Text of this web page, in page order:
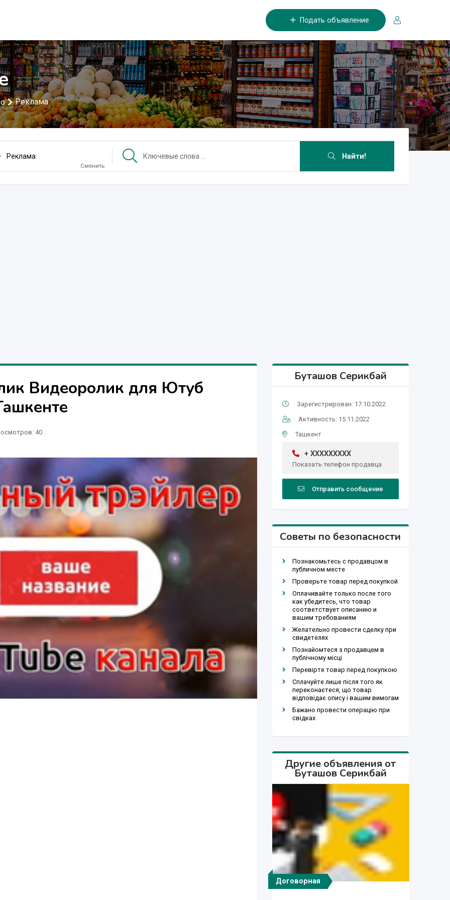
Подать объявление
Реклама
Реклама
Сменить
Найти!
Видеоролик для Ютуб
40
Буташов Серикбай
Зарегистрирован: 17.10.2022
Активность: 15.11.2022
Ташкент
+ XXXXXXXXX
Показать телефон продавца
Отправить сообщение
Советы по безопасности
Познакомьтесь с продавцом в
публичном месте
Проверьте товар перед покупкой
Оплачивайте только после того
как убедитесь, что товар
соответствует описанию и
вашим требованиям
Желательно провести сделку при
свидетелях
Познайомтеся з продавцем в
публічному місці
Перевірте товар перед покупкою
Сплачуйте лише після того як
переконаєтеся, що товар
відповідає опису і вашим вимогам
Бажано провести операцію при
свідках
Другие объявления от
Буташов Серикбай
Договорная
Договорная
Договорная
Договорная Договорная
Договорная
Договорная
Договорная
Договорная
Договорная
Договорная
Договорная